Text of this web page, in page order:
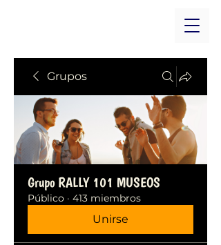
Grupos
Grupo RALLY 101 MUSEOS
Público · 413 miembros
Unirse